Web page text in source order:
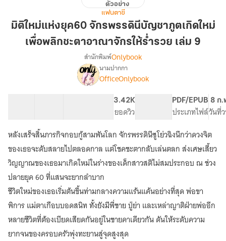
แห่ง
ยุค60
จักรพรรดิ
บัญชา
เกิด
เพื่อ
พลิก
ชะตา
อาณาจักร
ให้
ร่ำรวย
เล่ม
9
ตัวอย่าง
แฟนตาซี
มิติใหม่แห่งยุค60 จักรพรรดินีบัญชาภูตเกิดใหม่
เพื่อพลิกชะตาอาณาจักรให้ร่ำรวย เล่ม 9
เรื่อง
มิติ
ใหม่
แห่ง
ยุค60
จักรพรรดิ
นี
บัญชา
ภูต
เกิด
พลิก
ชะตา
อาณาจักร
ให้
ร่ำรวย
สำนักพิมพ์Onlybook
นามปากกา
OfficeOnlybook
3.42K
ยอดวิว
PDF/EPUB
ประเภทไฟล์
8 ก.
วันที่
หลังเสร็จสิ้นภารกิจกอบกู้สามพันโลก จักรพรรดินีซูโย่วฉิงนึกว่าดวงจิต
ของเธอจะดับสลายไปตลอดกาล แต่โชคชะตากลับเล่นตลก ส่งเศษเสี้ยว
วิญญาณของเธอมาเกิดใหม่ในร่างของเด็กสาวสติไม่สมประกอบ ณ ช่วง
ปลายยุค 60 ที่แสนจะยากลำบาก
ชีวิตใหม่ของเธอเริ่มต้นขึ้นท่ามกลางความแร้นแค้นอย่างที่สุด พ่อขา
พิการ แม่ตาเกือบบอดสนิท ทั้งยังมีพี่ชาย ปู่ย่า และเหล่าญาติฝ่ายพ่ออีก
หลายชีวิตที่ต้องเบียดเสียดกันอยู่ในชายคาเดียวกัน ดันให้ระดับความ
ยากจนของครอบครัวพุ่งทะยานสู่จุดสูงสุด